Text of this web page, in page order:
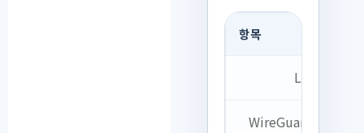
항목
LAN
WireGuard 네트워크